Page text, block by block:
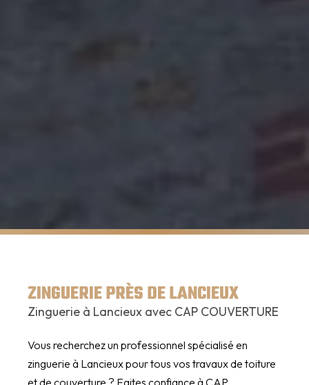
ZINGUERIE PRÈS DE LANCIEUX
Zinguerie à Lancieux avec CAP COUVERTURE
Vous recherchez un professionnel spécialisé en
zinguerie à Lancieux pour tous vos travaux de toiture
et de couverture ? Faites confiance à CAP